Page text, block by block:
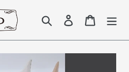
検索 Log in Cart